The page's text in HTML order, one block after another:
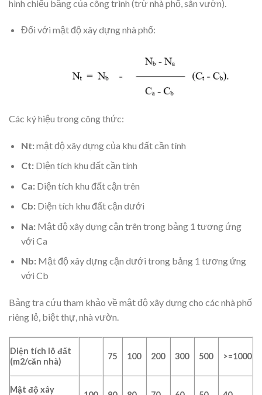
hình chiếu bằng của công trình (trừ nhà phố, sân vườn).
Đối với mật độ xây dựng nhà phố:
Các ký hiệu trong công thức:
Nt:mật độ xây dựng của khu đất cần tính
Ct:Diện tích khu đất cần tính
Ca:Diện tích khu đất cận trên
Cb:Diện tích khu đất cận dưới
Na:Mật độ xây dựng cận trên trong bảng 1 tương ứng
với Ca
Nb:Mật độ xây dựng cận dưới trong bảng 1 tương ứng
với Cb
Bảng tra cứu tham khảo về mật độ xây dựng cho các nhà phố
riêng lẻ, biệt thự, nhà vườn.
Diện tích lô đất
(m2/căn nhà)
75 100 200 300 500 >=1000
Mật độ xây